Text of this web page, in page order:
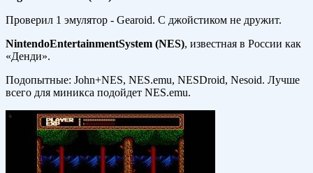
Проверил 1 эмулятор - Gearoid. С джойстиком не дружит.
NintendoEntertainmentSystem (NES), известная в России как
«Денди».
Подопытные: John+NES, NES.emu, NESDroid, Nesoid. Лучше
всего для миникса подойдет NES.emu.